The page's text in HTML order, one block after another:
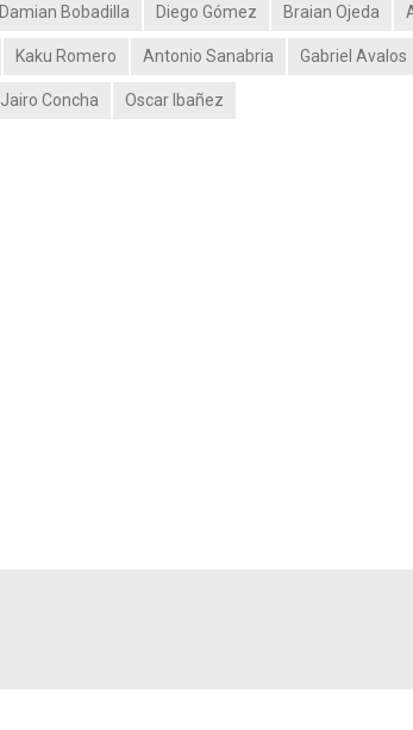
Damian Bobadilla Diego Gómez Braian Ojeda
Kaku Romero Antonio Sanabria Gabriel Avalos
Jairo Concha Oscar Ibañez